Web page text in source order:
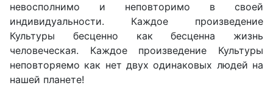
невосполнимо и неповторимо в своей
индивидуальности. Каждое произведение
Культуры бесценно как бесценна жизнь
человеческая. Каждое произведение Культуры
неповторяемо как нет двух одинаковых людей на
нашей планете!